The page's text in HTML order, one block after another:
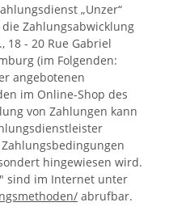
„Unzer“
Zahlungsabwicklung
18 - 20 Rue Gabriel
(im Folgenden:
angebotenen
im Online-Shop des
von Zahlungen kann
hingewiesen wird.
sind im Internet unter
/ abrufbar.